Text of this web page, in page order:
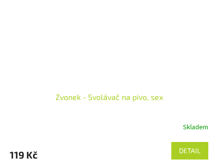
Zvonek - Svolávač na pivo, sex
Skladem
119 Kč DETAIL